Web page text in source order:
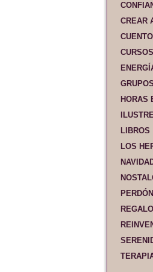
CREAR
HORAS
LIBROS
LOS
PERDÓN